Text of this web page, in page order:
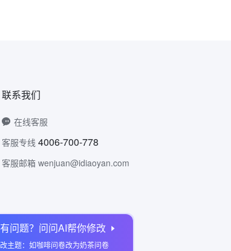
有问题？问问AI帮你修改
改主题：如咖啡问卷改为奶茶问卷
联系我们
在线客服
客服专线 4006-700-778
客服邮箱 wenjuan@idiaoyan.com
问卷网公众号